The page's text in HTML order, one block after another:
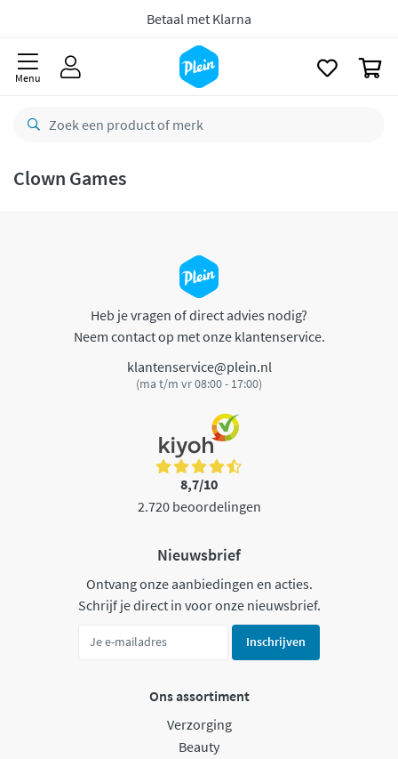
Betaal met Klarna
Menu
Clown Games
Heb je vragen of direct advies nodig?
Neem contact op met onze klantenservice.
klantenservice@plein.nl
(ma t/m vr 08:00 - 17:00)
8,7/10
2.720 beoordelingen
Nieuwsbrief
Ontvang onze aanbiedingen en acties.
Schrijf je direct in voor onze nieuwsbrief.
Inschrijven
Ons assortiment
Verzorging
Beauty